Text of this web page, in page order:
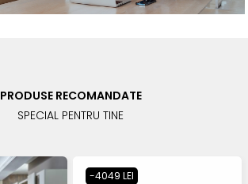
PRODUSE RECOMANDATE
SPECIAL PENTRU TINE
-4049 LEI